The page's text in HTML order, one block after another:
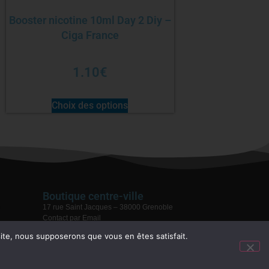
Booster nicotine 10ml Day 2 Diy –
Ciga France
1.10€
Choix des options
Boutique centre-ville
17 rue Saint Jacques – 38000 Grenoble
Contact par Email
nous supposerons que vous en êtes satisfait.